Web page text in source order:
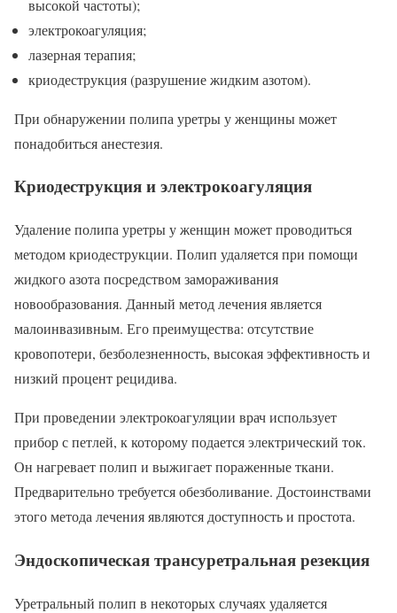
высокой частоты);
электрокоагуляция;
лазерная терапия;
криодеструкция (разрушение жидким азотом).
При обнаружении полипа уретры у женщины может
понадобиться анестезия.
Криодеструкция и электрокоагуляция
Удаление полипа уретры у женщин может проводиться
методом криодеструкции. Полип удаляется при помощи
жидкого азота посредством замораживания
новообразования. Данный метод лечения является
малоинвазивным. Его преимущества: отсутствие
кровопотери, безболезненность, высокая эффективность и
низкий процент рецидива.
При проведении электрокоагуляции врач использует
прибор с петлей, к которому подается электрический ток.
Он нагревает полип и выжигает пораженные ткани.
Предварительно требуется обезболивание. Достоинствами
этого метода лечения являются доступность и простота.
Эндоскопическая трансуретральная резекция
Уретральный полип в некоторых случаях удаляется